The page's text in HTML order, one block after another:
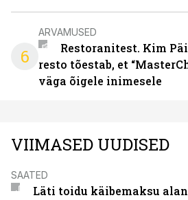
6
ARVAMUSED
Restoranitest. Kim
resto tõestab, et
väga õigele inimesele
VIIMASED UUDISED
SAATED
Läti toidu käibemaksu